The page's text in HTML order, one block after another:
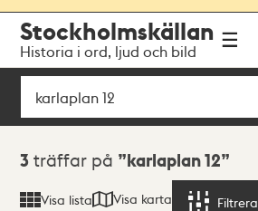
navigationen
huvudinnehållet
Stockholmskällan
Historia i ord, ljud och bild
Sök
Sökresultat
3 träffar på karlaplan 12
Visa lista Visa karta Filtrera